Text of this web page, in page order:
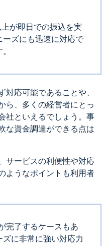
が即日での振込を実
ズにも迅速に対応で
対応可能であることや、
ら、多くの経営者にとっ
社といえるでしょう。事
な資金調達ができる点は
サービスの利便性や対応
ようなポイントも利用者
完了するケースもあ
ズに非常に強い対応力